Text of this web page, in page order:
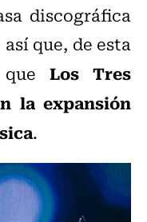
discográfica
que, de esta
Los Tres
la expansión
.